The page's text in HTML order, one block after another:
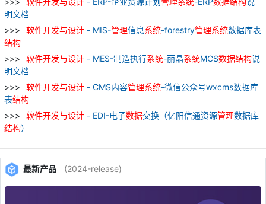
明文档
软件开发与设计 - MIS-管理信息系统-forestry管理系统数据库表
结构
软件开发与设计 - MES-制造执行系统-丽晶系统MCS数据结构说
明文档
软件开发与设计 - CMS内容管理系统-微信公众号wxcms数据库
表结构
软件开发与设计 - EDI-电子数据交换（亿阳信通资源管理数据库
结构）
最新产品 (2024-release)